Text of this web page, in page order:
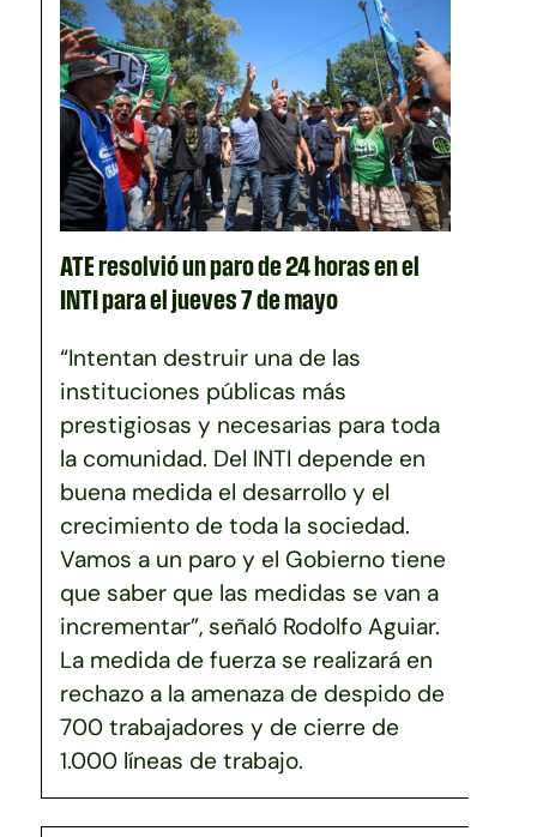
ATE resolvió un paro de 24 horas en el
INTI para el jueves 7 de mayo
“Intentan destruir una de las
instituciones públicas más
prestigiosas y necesarias para toda
la comunidad. Del INTI depende en
buena medida el desarrollo y el
crecimiento de toda la sociedad.
Vamos a un paro y el Gobierno tiene
que saber que las medidas se van a
incrementar”, señaló Rodolfo Aguiar.
La medida de fuerza se realizará en
rechazo a la amenaza de despido de
700 trabajadores y de cierre de
1.000 líneas de trabajo.